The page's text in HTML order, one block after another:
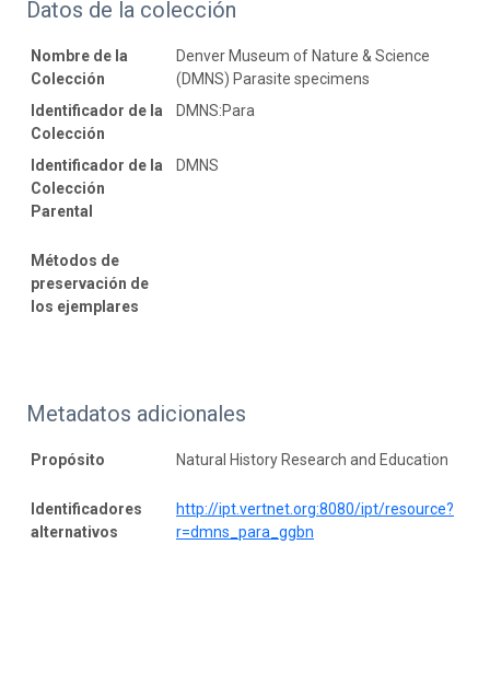
Datos de la colección
Nombre de la
Colección
Denver Museum of Nature & Science
(DMNS) Parasite specimens
Identificador de la
Colección
DMNS:Para
Identificador de la
Colección
Parental
DMNS
Métodos de
preservación de
los ejemplares
Metadatos adicionales
Propósito Natural History Research and Education
Identificadores
alternativos
http://ipt.vertnet.org:8080/ipt/resource?
r=dmns_para_ggbn